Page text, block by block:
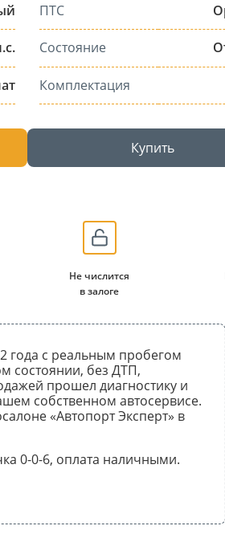
ПТС
Состояние
Комплектация
Купить
Не числится
в залоге
года с реальным пробегом
состоянии, без ДТП,
прошел диагностику и
собственном автосервисе.
«Автопорт Эксперт» в
0-0-6, оплата наличными.